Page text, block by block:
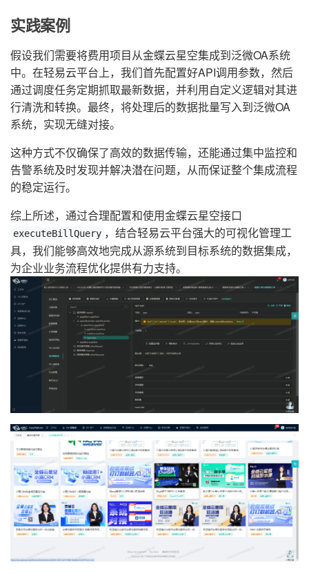
实践案例
假设我们需要将费用项目从金蝶云星空集成到泛微OA系统
中。在轻易云平台上，我们首先配置好API调用参数，然后
通过调度任务定期抓取最新数据，并利用自定义逻辑对其进
行清洗和转换。最终，将处理后的数据批量写入到泛微OA
系统，实现无缝对接。
这种方式不仅确保了高效的数据传输，还能通过集中监控和
告警系统及时发现并解决潜在问题，从而保证整个集成流程
的稳定运行。
综上所述，通过合理配置和使用金蝶云星空接口
executeBillQuery ，结合轻易云平台强大的可视化管理工
具，我们能够高效地完成从源系统到目标系统的数据集成，
为企业业务流程优化提供有力支持。